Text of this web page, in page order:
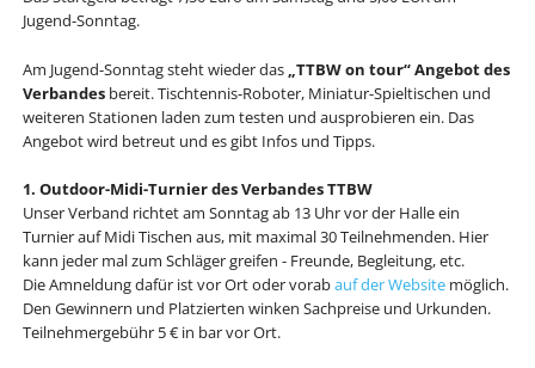
Jugend-Sonntag.
Am Jugend-Sonntag steht wieder das „TTBW on tour“ Angebot des
Verbandesbereit. Tischtennis-Roboter, Miniatur-Spieltischen und
weiteren Stationen laden zum testen und ausprobieren ein. Das
Angebot wird betreut und es gibt Infos und Tipps.
1. Outdoor-Midi-Turnier des Verbandes TTBW
Unser Verband richtet am Sonntag ab 13 Uhr vor der Halle ein
Turnier auf Midi Tischen aus, mit maximal 30 Teilnehmenden. Hier
kann jeder mal zum Schläger greifen - Freunde, Begleitung, etc.
Die Amneldung dafür ist vor Ort oder vorabauf der Websitemöglich.
Den Gewinnern und Platzierten winken Sachpreise und Urkunden.
Teilnehmergebühr 5 € in bar vor Ort.